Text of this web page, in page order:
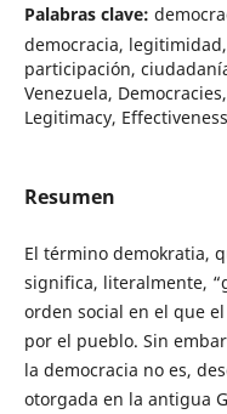
Palabras clave:
democracia,
participación,
Venezuela,
Legitimacy,
Resumen
El término demokratia,
significa, literalmente,
orden social en el que
por el pueblo. Sin
la democracia no es,
otorgada en la antigua